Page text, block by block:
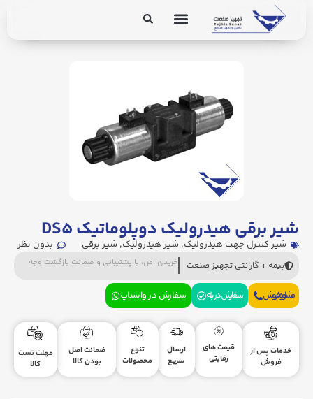
شیر برقی هیدرولیک دوپلوماتیک DS۵
شیر کنترل جهت هیدرولیک, شیر هیدرولیک, شیر برقی بدون نظر
بیمه + گارانتی تجهیز صنعت خریدی امن، با پشتیبانی و ضمانت بازگشت وجه
مشاوره فروش سفارش در بله سفارش در واتساپ
خدمات پس از
فروش
قیمت های
رقابتی
ارسال
سریع
تنوع
محصولات
ضمانت اصل
بودن کالا
مهلت تست
کالا